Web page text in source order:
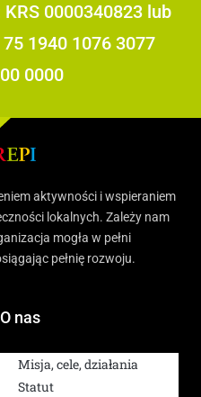
0000340823 lub
1940 1076 3077
0000
aktywności i wspieraniem
lokalnych. Zależy nam
mogła w pełni
pełnię rozwoju.
O nas
Misja, cele, działania
Statut